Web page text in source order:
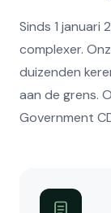
Sinds 1 januari
complexer.
duizenden
aan de grens.
Government